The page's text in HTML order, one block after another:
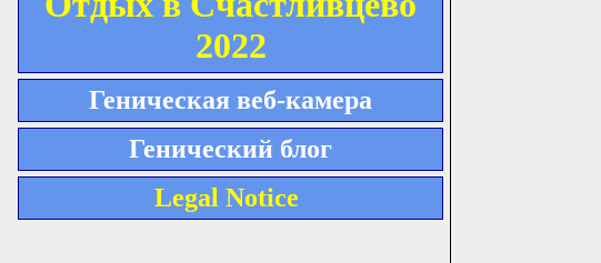
2022
Геническая веб-камера
Генический блог
Legal Notice